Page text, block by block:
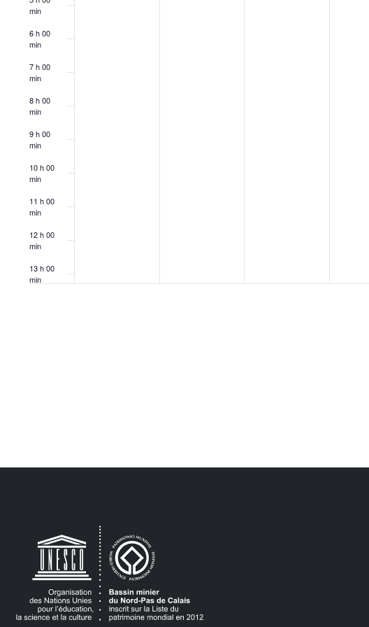
min
6 h 00
min
7 h 00
min
8 h 00
min
9 h 00
min
10 h 00
min
11 h 00
min
12 h 00
min
13 h 00
min
19 h 00
21 h 00
min
22 h 00
min
23 h 00
min
0 h